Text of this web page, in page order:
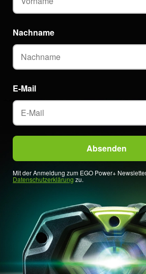
E-Mail
Nachname
Mit der Anmeldung zum EGO Power+
Datenschutzerklärung zu.